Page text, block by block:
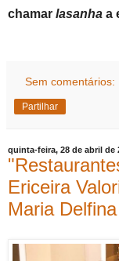
chamar lasanha a
Sem comentários:
Partilhar
quinta-feira, 28 de abril de
Ericeira
Maria